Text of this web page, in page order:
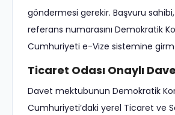
göndermesi gerekir. Başvuru
referans numarasını Demokratik
Cumhuriyeti e-Vize sistemine
Ticaret Odası Onaylı
Davet mektubunun Demokratik
Cumhuriyeti’daki yerel Ticaret ve